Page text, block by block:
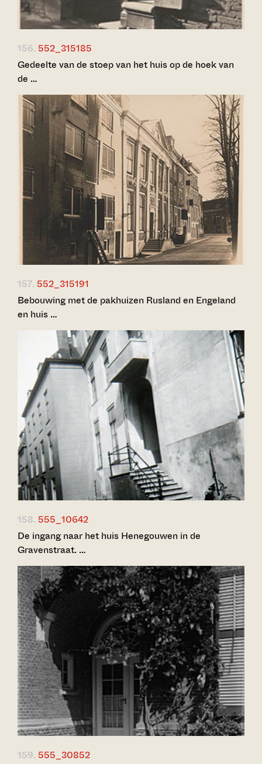
156. 552_315185
Gedeelte van de stoep van het huis op de hoek van
de …
157. 552_315191
Bebouwing met de pakhuizen Rusland en Engeland
en huis …
158. 555_10642
De ingang naar het huis Henegouwen in de
Gravenstraat. …
159. 555_30852